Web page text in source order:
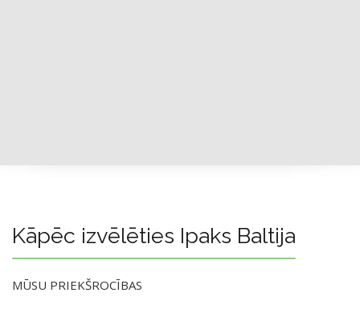
Kāpēc izvēlēties Ipaks Baltija
MŪSU PRIEKŠROCĪBAS